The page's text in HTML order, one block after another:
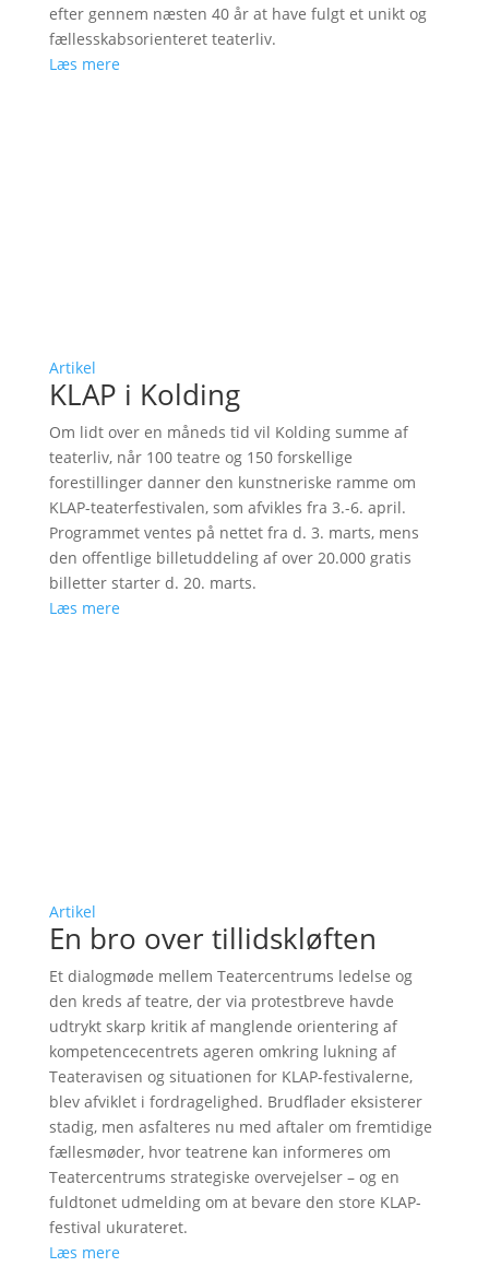
efter gennem næsten 40 år at have fulgt et unikt og
fællesskabsorienteret teaterliv.
Læs mere
Artikel
KLAP i Kolding
Om lidt over en måneds tid vil Kolding summe af
teaterliv, når 100 teatre og 150 forskellige
forestillinger danner den kunstneriske ramme om
KLAP-teaterfestivalen, som afvikles fra 3.-6. april.
Programmet ventes på nettet fra d. 3. marts, mens
den offentlige billetuddeling af over 20.000 gratis
billetter starter d. 20. marts.
Læs mere
Artikel
En bro over tillidskløften
Et dialogmøde mellem Teatercentrums ledelse og
den kreds af teatre, der via protestbreve havde
udtrykt skarp kritik af manglende orientering af
kompetencecentrets ageren omkring lukning af
Teateravisen og situationen for KLAP-festivalerne,
blev afviklet i fordragelighed. Brudflader eksisterer
stadig, men asfalteres nu med aftaler om fremtidige
fællesmøder, hvor teatrene kan informeres om
Teatercentrums strategiske overvejelser – og en
fuldtonet udmelding om at bevare den store KLAP-
festival ukurateret.
Læs mere